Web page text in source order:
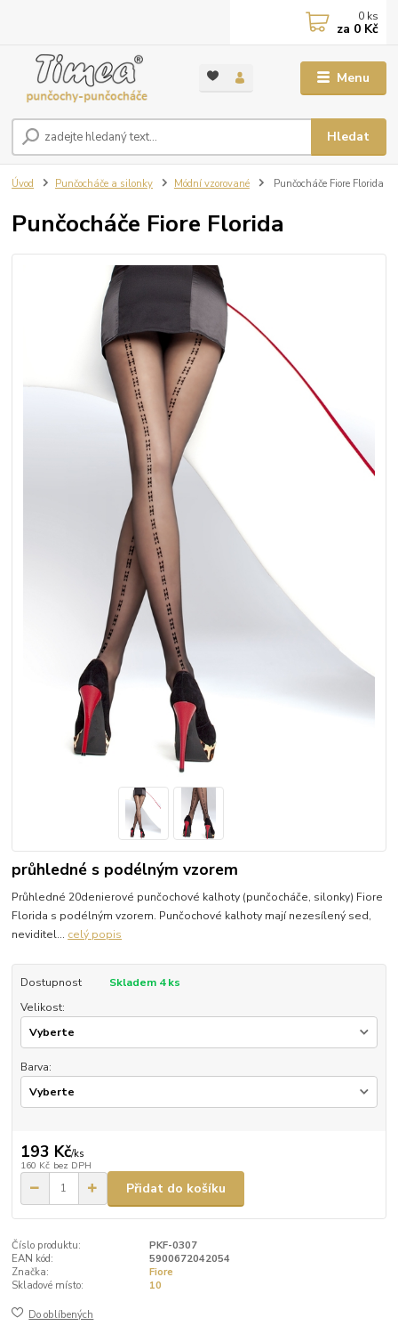
Menu
Hledat
0 ks
za 0 Kč
Úvod Punčocháče a silonky Módní vzorované Punčocháče Fiore Florida
Punčocháče Fiore Florida
průhledné s podélným vzorem
Průhledné 20denierové punčochové kalhoty (punčocháče, silonky) Fiore
Florida s podélným vzorem. Punčochové kalhoty mají nezesílený sed,
neviditel... celý popis
Dostupnost
Skladem 4 ks
Velikost:
Barva:
193 Kč/ks
160 Kč bez DPH
Přidat do košíku
Číslo produktu:
PKF-0307
EAN kód:
5900672042054
Značka:
Fiore
Skladové místo:
10
Do oblíbených